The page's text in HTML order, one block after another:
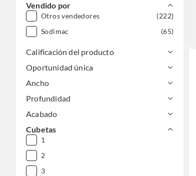
Vendido por
Otros vendedores
(222)
Sodimac
(65)
Calificación del producto
Oportunidad única
Ancho
Profundidad
Acabado
Cubetas
1
2
3